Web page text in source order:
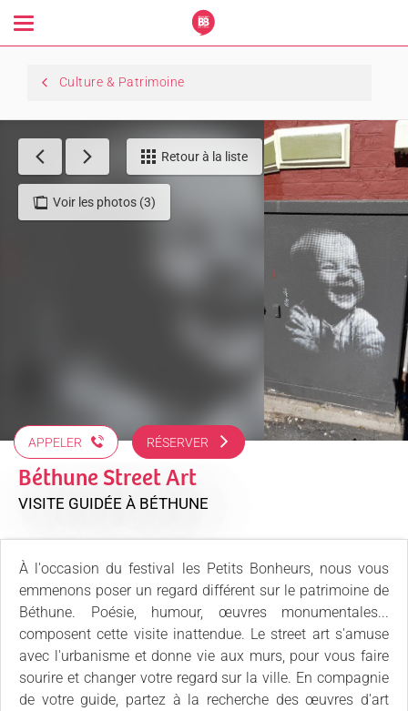
Toggle
navigation
Culture & Patrimoine
Retour à la liste
Voir les photos (3)
APPELER RÉSERVER
Béthune Street Art
VISITE GUIDÉE À BÉTHUNE
À l'occasion du festival les Petits Bonheurs, nous vous
emmenons poser un regard différent sur le patrimoine de
Béthune. Poésie, humour, œuvres monumentales...
composent cette visite inattendue. Le street art s'amuse
avec l'urbanisme et donne vie aux murs, pour vous faire
sourire et changer votre regard sur la ville. En compagnie
de votre guide, partez à la recherche des œuvres d'art